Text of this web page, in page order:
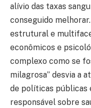
alívio das taxas
conseguido
estrutural e
econômicos e
complexo como se
milagrosa” desvia a
de políticas públicas
responsável sobre